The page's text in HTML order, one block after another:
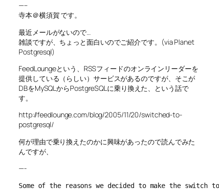
—–
寺本＠横須賀 です。
最近メールがないので…
雑談ですが、ちょっと面白いのでご紹介です。(via Planet
Postgresql)
FeedLoungeという、RSSフィードのオンラインリーダーを
提供している（らしい）サービスがあるのですが、そこが
DBをMySQLからPostgreSQLに乗り換えた、という話で
す。
http://feedlounge.com/blog/2005/11/20/switched-to-
postgresql/
何が理由で乗り換えたのかに興味があったので読んでみた
んですが、
—-
Some of the reasons we decided to make the switch